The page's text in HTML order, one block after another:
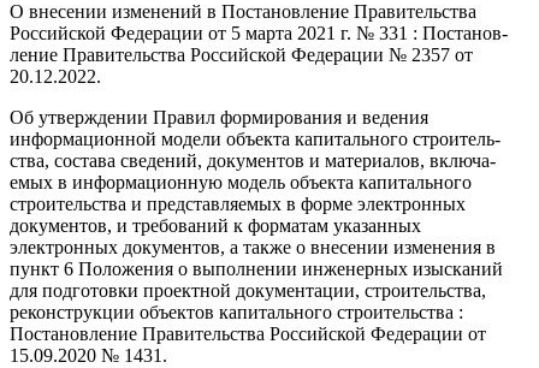
О внесении изменений в Постановление Правительства
Российской Федерации от 5 марта 2021 г. № 331 : Постанов­
ление Правительства Российской Федерации № 2357 от
20.12.2022.
Об утверждении Правил формирования и ведения
информационной модели объекта капитального строитель­
ства, состава сведений, документов и материалов, включа­
емых в информационную модель объекта капитального
строительства и представляемых в форме электронных
документов, и требований к форматам указанных
электронных документов, а также о внесении изменения в
пункт 6 Положения о выполнении инженерных изысканий
для подготовки проектной документации, строительства,
рекон­струкции объектов капитального строительства :
Постанов­ление Правительства Российской Федерации от
15.09.2020 № 1431.